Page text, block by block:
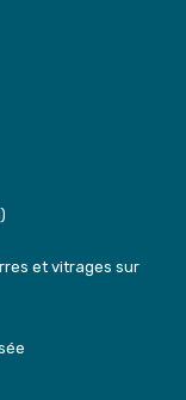
et vitrages sur